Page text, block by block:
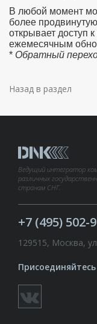
В любой момент
более
открывает доступ
ежемесячным
* Обратный
Назад в раздел
Ведущий интегратор
различных
странам СНГ.
+7 (495) 502-
129515, Москва,
Присоединяйтесь